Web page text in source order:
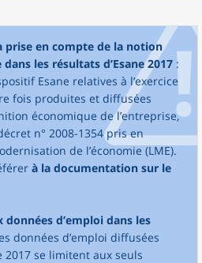
en compte de la notion
les résultats d’Esane 2017 :
Esane relatives à l’exercice
fois produites et diffusées
économique de l’entreprise,
n° 2008-1354 pris en
de l’économie (LME).
à la documentation sur le
d’emploi dans les
données d’emploi diffusées
2017 se limitent aux seuls